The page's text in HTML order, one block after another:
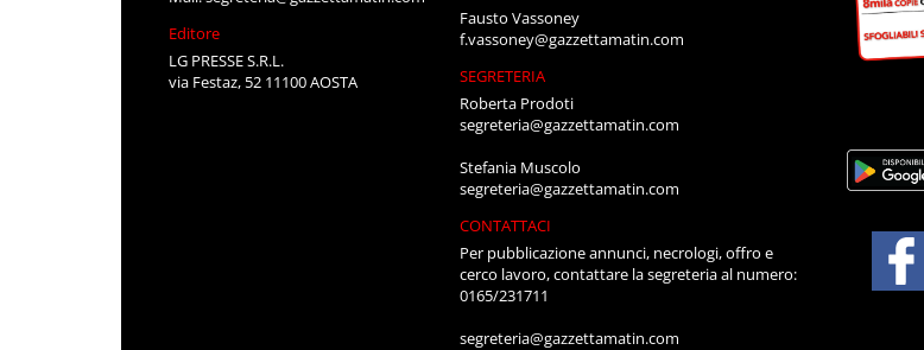
Editore
LG PRESSE S.R.L.
via Festaz, 52 11100 AOSTA
Fausto Vassoney
f.vassoney@gazzettamatin.com
SEGRETERIA
Roberta Prodoti
segreteria@gazzettamatin.com
Stefania Muscolo
segreteria@gazzettamatin.com
CONTATTACI
Per pubblicazione annunci, necrologi, offro e
cerco lavoro, contattare la segreteria al numero:
0165/231711
segreteria@gazzettamatin.com